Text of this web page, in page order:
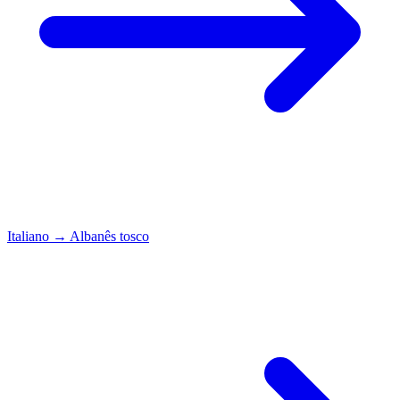
Italiano → Albanês tosco